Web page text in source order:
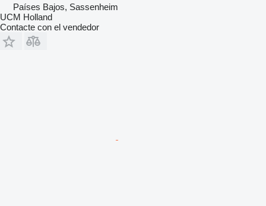
Países Bajos, Sassenheim
UCM Holland
Contacte con el vendedor